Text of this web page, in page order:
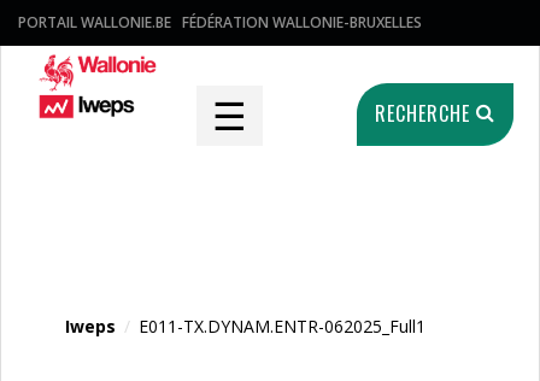
PORTAIL WALLONIE.BE FÉDÉRATION WALLONIE-BRUXELLES
☰ RECHERCHE
Iweps / E011-TX.DYNAM.ENTR-062025_Full1